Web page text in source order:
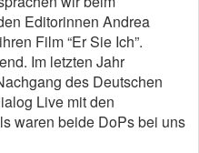
Editorinnen Andrea
Film “Er Sie Ich”.
Im letzten Jahr
des Deutschen
Live mit den
waren beide DoPs bei uns